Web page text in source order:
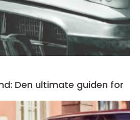
Den ultimate guiden for